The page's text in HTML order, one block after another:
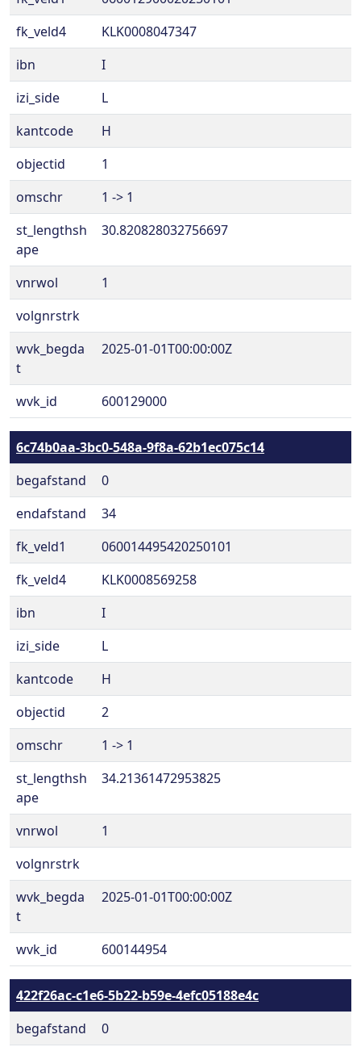
fk_veld4
KLK0008047347
ibn
I
izi_side
L
kantcode
H
objectid
1
omschr
1 -> 1
st_lengthsh
ape
30.820828032756697
vnrwol
1
volgnrstrk
wvk_begda
t
2025-01-01T00:00:00Z
wvk_id 600129000
6c74b0aa-3bc0-548a-9f8a-62b1ec075c14
begafstand
0
endafstand
34
fk_veld1
060014495420250101
fk_veld4
KLK0008569258
ibn
I
izi_side
L
kantcode
H
objectid
2
omschr
1 -> 1
st_lengthsh
ape
34.21361472953825
vnrwol
1
volgnrstrk
wvk_begda
t
2025-01-01T00:00:00Z
wvk_id 600144954
422f26ac-c1e6-5b22-b59e-4efc05188e4c
begafstand
0